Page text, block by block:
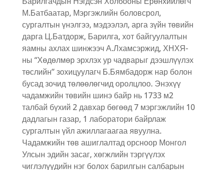
М.Батбаатар, Мэргэжлийн боловсрол,
сургалтын үнэлгээ, мэдээлэл, арга зүйн төвийн
дарга Ц.Батдорж, Барилга, хот байгуулалтын
яамны ахлах шинжээч А.Лхамсэржид, ХНХЯ-
ны “Хөдөлмөр эрхлэх ур чадварыг дээшлүүлэх
төслийн” зохицуулагч Б.Бямбадорж нар болон
бусад зочид төлөөлөгчид оролцлоо. Энэхүү
чадамжийн төвийн шинэ байр нь 1733 м2
талбай бүхий 2 давхар бөгөөд 7 мэргэжлийн 10
дадлагын газар, 1 лаборатори байрлаж
сургалтын үйл ажиллагаагаа явуулна.
Чадамжийн төв ашиглалтад орсноор Монгол
Улсын эдийн засаг, хөгжлийн тэргүүлэх
чиглэлүүдийн нэг болох барилгын салбарын